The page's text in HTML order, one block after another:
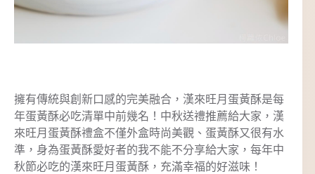
擁有傳統與創新口感的完美融合，漢來旺月蛋黃酥是每
年蛋黃酥必吃清單中前幾名！中秋送禮推薦給大家，漢
來旺月蛋黃酥禮盒不僅外盒時尚美觀、蛋黃酥又很有水
準，身為蛋黃酥愛好者的我不能不分享給大家，每年中
秋節必吃的漢來旺月蛋黃酥，充滿幸福的好滋味！